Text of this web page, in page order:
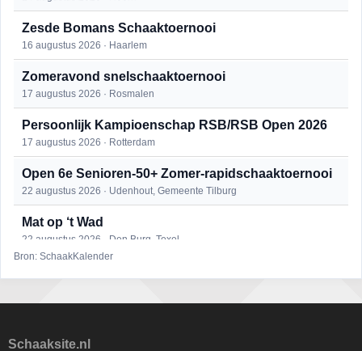
Zesde Bomans Schaaktoernooi
16 augustus 2026 · Haarlem
Zomeravond snelschaaktoernooi
17 augustus 2026 · Rosmalen
Persoonlijk Kampioenschap RSB/RSB Open 2026
17 augustus 2026 · Rotterdam
Open 6e Senioren-50+ Zomer-rapidschaaktoernooi
22 augustus 2026 · Udenhout, Gemeente Tilburg
Mat op ‘t Wad
22 augustus 2026 · Den Burg, Texel
23 augustus 2026 · Utrecht
Bron: SchaakKalender
Schaaksite.nl